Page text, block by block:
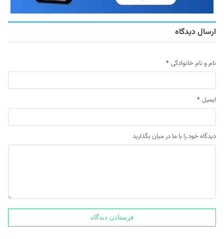
ارسال دیدگاه
نام و نام خانوادگی *
ایمیل *
دیدگاه خود را با ما در میان بگذارید